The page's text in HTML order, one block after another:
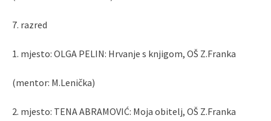
7. razred
1. mjesto: OLGA PELIN: Hrvanje s knjigom, OŠ Z.Franka
(mentor: M.Lenička)
2. mjesto: TENA ABRAMOVIĆ: Moja obitelj, OŠ Z.Franka